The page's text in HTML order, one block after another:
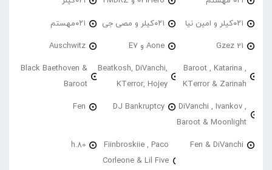
۰۲۱کیلر و امین نیا ۰۲۱کیلر و مصی جی ۰۲۱مهستم
21 Gzez Aone و E7 Auschwitz
Baroot , Katarina ,
KTerror & Zarinah
Beatkosh, DiVanchi,
KTerror, Hojey
Black Baethoven &
Baroot
DiVanchi , Ivankov ,
Baroot & Moonlight
DJ Bankruptcy
Fen
Fen & DiVanchi
Fiinbroskiie , Paco
Corleone & Lil Five
h.80